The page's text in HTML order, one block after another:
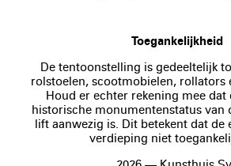
Toegankelijkheid
De tentoonstelling is gedeeltelijk
rolstoelen, scootmobielen, rollators
Houd er echter rekening mee dat
historische monumentenstatus van
lift aanwezig is. Dit betekent dat de
verdieping niet